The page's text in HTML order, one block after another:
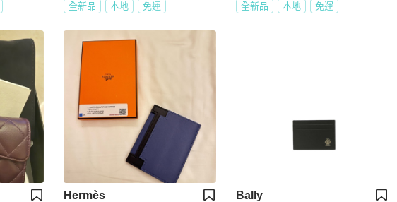
全新品 本地 免運 全新品 本地 免運
Hermès Bally